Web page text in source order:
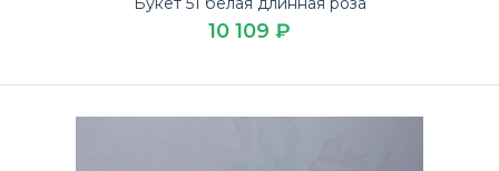
февраля в доставке цветов ЛЮБИМЫЕ БУКЕТЫ.Букет
10 109 ₽